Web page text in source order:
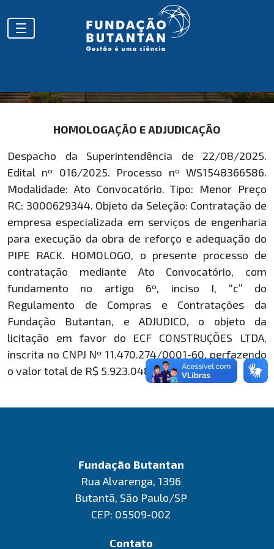
HOMOLOGAÇÕES
HOMOLOGAÇÃO E ADJUDICAÇÃO
Despacho da Superintendência de 22/08/2025.
Edital nº 016/2025. Processo nº WS1548366586.
Modalidade: Ato Convocatório. Tipo: Menor Preço
RC: 3000629344. Objeto da Seleção: Contratação de
empresa especializada em serviços de engenharia
para execução da obra de reforço e adequação do
PIPE RACK. HOMOLOGO, o presente processo de
contratação mediante Ato Convocatório, com
fundamento no artigo 6º, inciso I, “c” do
Regulamento de Compras e Contratações da
Fundação Butantan, e ADJUDICO, o objeto da
licitação em favor do ECF CONSTRUÇÕES LTDA,
inscrita no CNPJ Nº 11.470.274/0001-60, perfazendo
o valor total de R$ 5.923.048,94.
Fundação Butantan
Rua Alvarenga, 1396
Butantã, São Paulo/SP
CEP: 05509-002
Contato